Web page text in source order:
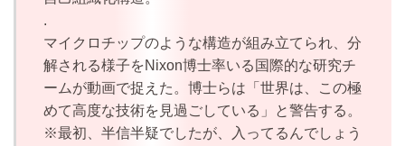
.
マイクロチップのような構造が組み立てられ、分
解される様子をNixon博士率いる国際的な研究チ
ームが動画で捉えた。博士らは「世界は、この極
めて高度な技術を見過ごしている」と警告する。
※最初、半信半疑でしたが、入ってるんでしょう